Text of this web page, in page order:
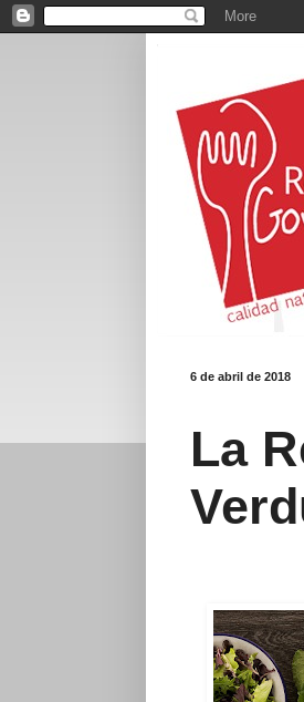
6 de abril de 2018
La